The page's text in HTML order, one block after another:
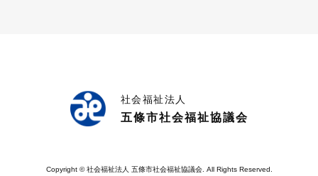
社会福祉法人
五條市社会福祉協議会
Copyright © 社会福祉法人 五條市社会福祉協議会. All Rights Reserved.